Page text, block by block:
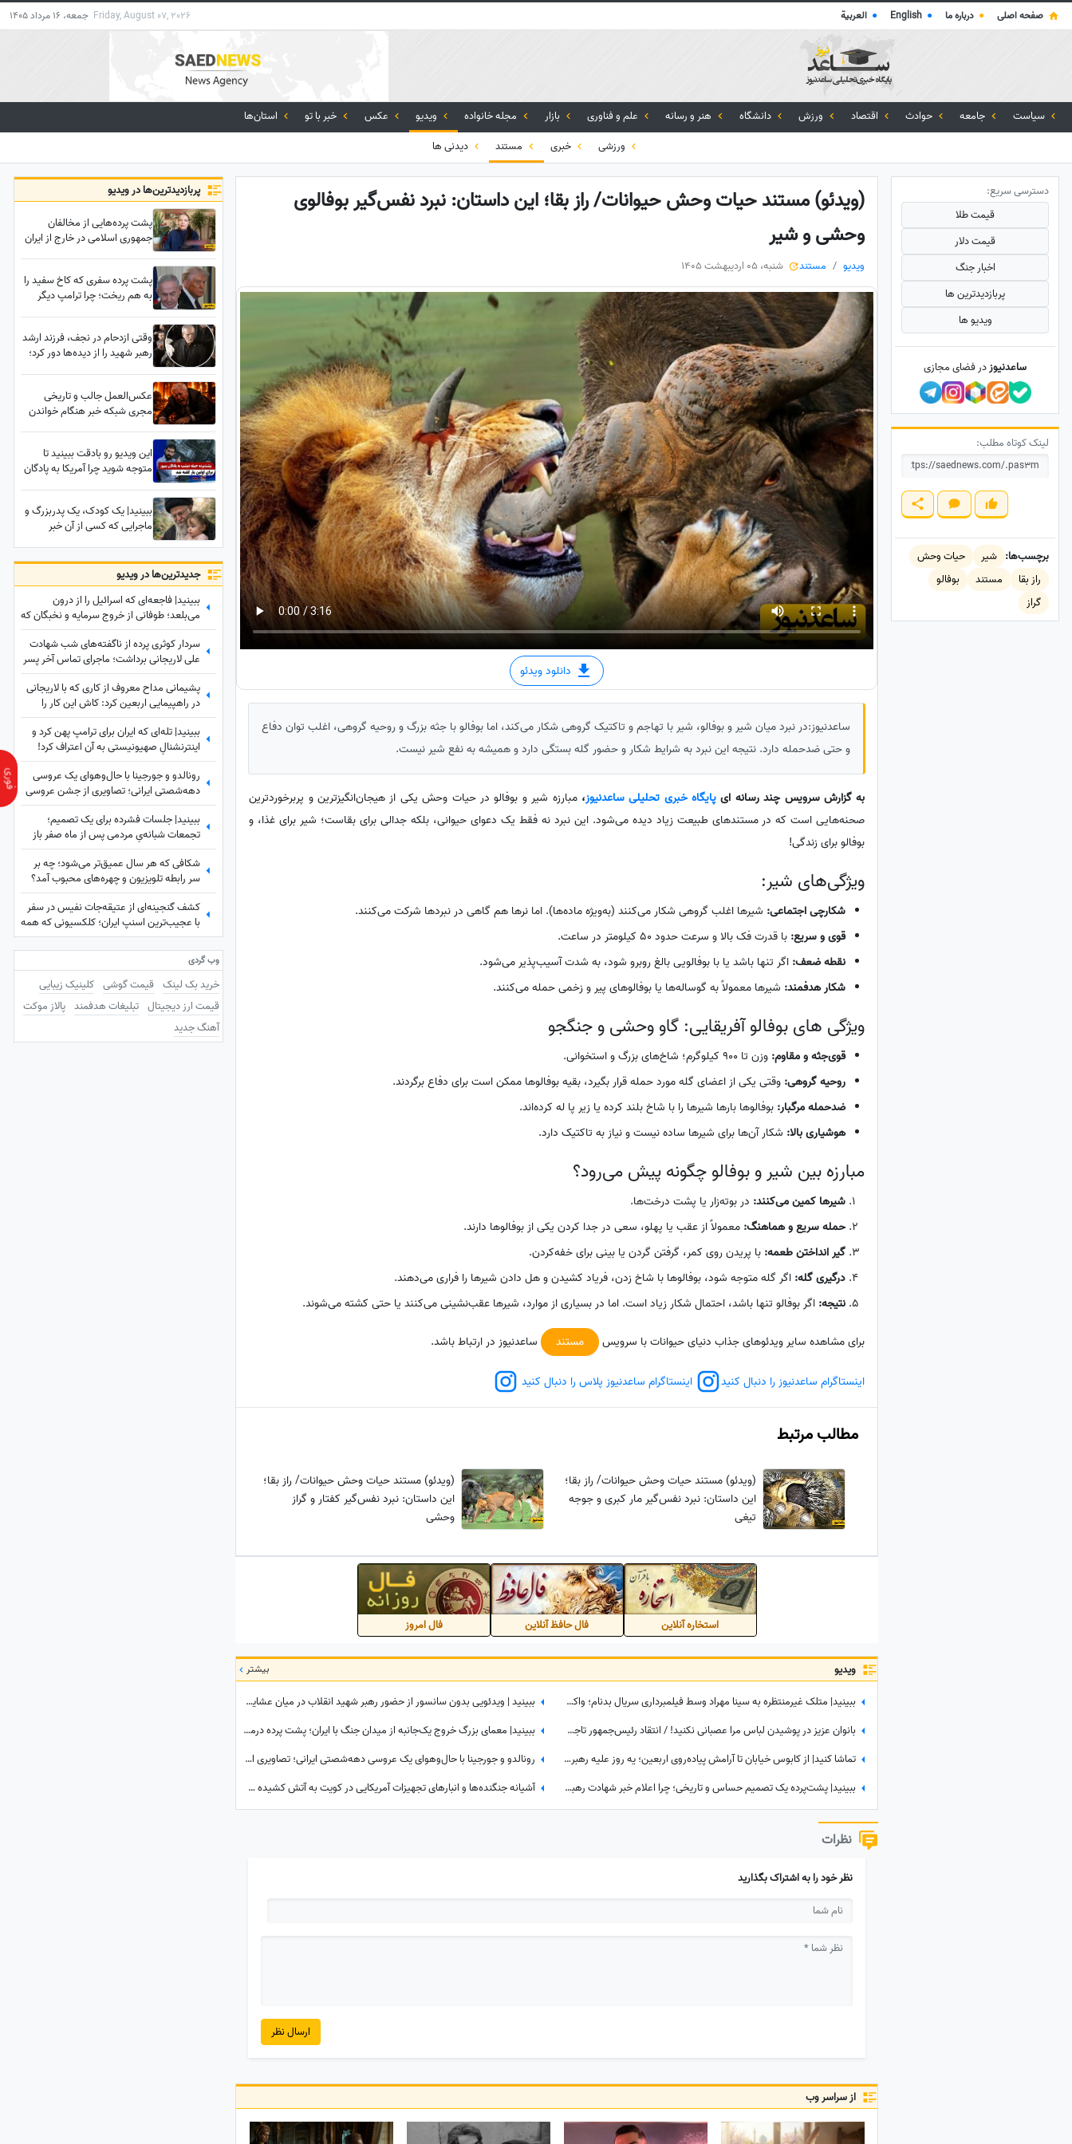
صفحه اصلی ● درباره ما ●
English
● العربية Friday, August 07, 2026 جمعه، 16 مرداد 1405
سیاست جامعه حوادث اقتصاد ورزش دانشگاه هنر و رسانه علم و فناوری بازار مجله خانواده ویدیو عکس خبر با تو
استان‌ها
ورزشی
خبری مستند دیدنی ها
(ویدئو) مستند حیات وحش حیوانات/ راز بقا؛ این داستان: نبرد نفس‌گیر بوفالوی
وحشی و شیر
ویدیو مستند شنبه، 05 اردیبهشت 1405
دانلود ویدئو
ساعدنیوز:در نبرد میان شیر و بوفالو، شیر با تهاجم و تاکتیک گروهی شکار می‌کند، اما بوفالو با جثه بزرگ و روحیه گروهی، اغلب توان دفاع
و حتی ضدحمله دارد. نتیجه این نبرد به شرایط شکار و حضور گله بستگی دارد و همیشه به نفع شیر نیست.
به گزارش سرویس چند رسانه ای پایگاه خبری تحلیلی ساعدنیوز،مبارزه شیر و بوفالو در حیات وحش یکی از هیجان‌انگیزترین و پربرخوردترین
صحنه‌هایی است که در مستندهای طبیعت زیاد دیده می‌شود. این نبرد نه فقط یک دعوای حیوانی، بلکه جدالی برای بقاست؛ شیر برای غذا، و
بوفالو برای زندگی!
ویژگی‌های شیر:
شکارچی اجتماعی: شیرها اغلب گروهی شکار می‌کنند (به‌ویژه ماده‌ها). اما نرها هم گاهی در نبردها شرکت می‌کنند.
قوی و سریع: با قدرت فک بالا و سرعت حدود 50 کیلومتر در ساعت.
نقطه ضعف: اگر تنها باشد یا با بوفالویی بالغ روبرو شود، به شدت آسیب‌پذیر می‌شود.
شکار هدفمند: شیرها معمولاً به گوساله‌ها یا بوفالوهای پیر و زخمی حمله می‌کنند.
ویژگی های بوفالو آفریقایی: گاو وحشی و جنگجو
قوی‌جثه و مقاوم: وزن تا 900 کیلوگرم؛ شاخ‌های بزرگ و استخوانی.
روحیه گروهی: وقتی یکی از اعضای گله مورد حمله قرار بگیرد، بقیه بوفالوها ممکن است برای دفاع برگردند.
ضدحمله مرگبار: بوفالوها بارها شیرها را با شاخ بلند کرده یا زیر پا له کرده‌اند.
هوشیاری بالا: شکار آن‌ها برای شیرها ساده نیست و نیاز به تاکتیک دارد.
مبارزه بین شیر و بوفالو چگونه پیش می‌رود؟
شیرها کمین می‌کنند: در بوته‌زار یا پشت درخت‌ها.
حمله سریع و هماهنگ: معمولاً از عقب یا پهلو، سعی در جدا کردن یکی از بوفالوها دارند.
گیر انداختن طعمه: با پریدن روی کمر، گرفتن گردن یا بینی برای خفه‌کردن.
درگیری گله: اگر گله متوجه شود، بوفالوها با شاخ‌ زدن، فریاد کشیدن و هل دادن شیرها را فراری می‌دهند.
نتیجه: اگر بوفالو تنها باشد، احتمال شکار زیاد است. اما در بسیاری از موارد، شیرها عقب‌نشینی می‌کنند یا حتی کشته می‌شوند.
برای مشاهده سایر ویدئوهای جذاب دنیای حیوانات با سرویس مستند ساعدنیوز در ارتباط باشد.
اینستاگرام ساعدنیوز را دنبال کنید اینستاگرام ساعدنیوز پلاس را دنبال کنید
مطالب مرتبط
(ویدئو) مستند حیات وحش حیوانات/ راز بقا؛
این داستان: نبرد نفس‌گیر مار کبری و جوجه
تیغی
(ویدئو) مستند حیات وحش حیوانات/ راز بقا؛
این داستان: نبرد نفس‌گیر کفتار و گراز
وحشی
استخاره آنلاین فال حافظ آنلاین فال امروز
ویدیو بیشتر
ببینید| متلک غیرمنتظره به سینا مهراد وسط فیلمبرداری سریال بدنام؛ واکنش طبیعی او همه را غافلگیر کرد
ببینید | ویدئویی بدون سانسور از حضور رهبر شهید انقلاب در میان عشایر؛ تُرکی حرف زدن آقا را دیده بودید؟
بانوان عزیز در پوشیدن لباس مرا عصبانی نکنید! / انتقاد رئیس‌جمهور تاجیکستان از لباس زنان در این کشور: ناخن‌های رنگ‌شده و لباس‌های تا زیر زانو یا لخت چه معنایی دارد؟
ببینید| معمای بزرگ خروج یک‌جانبه از میدان جنگ با ایران؛ پشت پرده درماندگی دولتمردان آمریکایی!
تماشا کنید| از کابوس خیابان تا آرامش پیاده‌روی اربعین؛ یه روز علیه رهبر شهید شعار میدادم امروز شدم نایب الزیاره خود آقا...
رونالدو و جورجینا با حال‌وهوای یک عروسی دهه‌شصتی ایرانی؛ تصاویری از جشن عروسی ستاره فوتبال با حضور هالند، امباپه و مسی که همه را غافلگیر کرد!
ببینید| پشت‌پرده یک تصمیم حساس و تاریخی؛ چرا اعلام خبر شهادت رهبر شهید به سحر موکول شد؟
آشیانه جنگنده‌ها و انبارهای تجهیزات آمریکایی در کویت به آتش کشیده شد؛ بخشی از انتقام حمله به قشم تیک خورد!
نظرات
نظر خود را به اشتراک بگذارید
ارسال نظر
از سراسر وب
پربازدید‌ترین‌ها در ویدیو
پشت پرده‌هایی از مخالفان
جمهوری اسلامی در خارج از ایران
را هم می‌دهند
پشت پرده سفری که کاخ سفید را
به هم ریخت؛ چرا ترامپ دیگر
وقتی ازدحام در نجف، فرزند ارشد
رهبر شهید را از دیده‌ها دور کرد؛
عکس‌العمل جالب و تاریخی
مجری شبکه خبر هنگام خواندن
برنخوره از مرگ عموش
خوشحالیم!✌
این ویدیو رو بادقت ببینید تا
متوجه شوید چرا آمریکا به پادگان
ببینید| یک کودک، یک پدربزرگ و
ماجرایی که کسی از آن خبر
تدفین زهرای 14 ماهه، نوه رهبر
شهید انقلاب در حرم امام رضا (ع)جدید‌ترین‌ها در ویدیو
ببینید| فاجعه‌ای که اسرائیل را از درون
می‌بلعد؛ طوفانی از خروج سرمایه و نخبگان که
نتانیاهو را به خاک سیاه نشاند!
سردار کوثری پرده از ناگفته‌های شب شهادت
علی لاریجانی برداشت؛ ماجرای تماس آخر پسر
شهید لاریجانی چه بود؟
پشیمانی مداح معروف از کاری که با لاریجانی
در راهپیمایی اربعین کرد: کاش این کار را
نمی‌کردم
ببینید| تله‌ای که ایران برای ترامپ پهن کرد و
اینترنشنالِ صهیونیستی به آن اعتراف کرد!
رونالدو و جورجینا با حال‌وهوای یک عروسی
دهه‌شصتی ایرانی؛ تصاویری از جشن عروسی
ستاره فوتبال با حضور هالند، امباپه و مسی
که همه را غافلگیر کرد!
ببینید| جلسات فشرده برای یک تصمیم؛
تجمعات شبانه‌یِ مردمی پس از ماه صفر باز
هم ادامه دارد؟
شکافی که هر سال عمیق‌تر می‌شود؛ چه بر
سر رابطه تلویزیون و چهره‌های محبوب آمد؟
کشف گنجینه‌ای از عتیقه‌جات نفیس در سفر
با عجیب‌ترین اسنپ ایران؛ کلکسیونی که همه
را شگفت‌زده کرد
وب گردی
خرید بک لینک قیمت گوشی کلینیک زیبایی
قیمت ارز دیجیتال تبلیغات هدفمند پالاز موکت
آهنگ جدید
دسترسی سریع:
قیمت طلا
قیمت دلار
اخبار جنگ
پربازدید‌ترین ها
ویدیو ها
ساعدنیوزدر فضای مجازی
لینک کوتاه مطلب:
برچسب‌ها: شیر
حیات وحش
راز بقا
مستند
بوفالو
گراز